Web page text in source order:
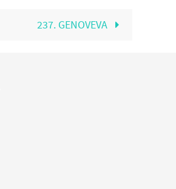
237. GENOVEVA